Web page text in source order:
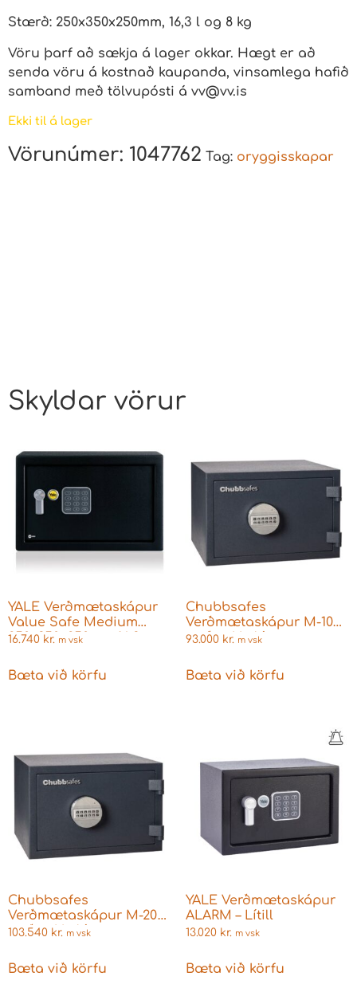
Stærð: 250x350x250mm, 16,3 l og 8 kg
Vöru þarf að sækja á lager okkar. Hægt er að
senda vöru á kostnað kaupanda, vinsamlega hafið
samband með tölvupósti á vv@vv.is
Ekki til á lager
Vörunúmer: 1047762 Tag: oryggisskapar
Skyldar vörur
YALE Verðmætaskápur
Value Safe Medium
250x350x250mm 16,3
16.740 kr. m vsk
Bæta við körfu
Chubbsafes
Verðmætaskápur M-10
með takkalás
H:300xB:360xD:300mm
EN15659 EN1300
93.000 kr. m vsk
Bæta við körfu
Chubbsafes
Verðmætaskápur M-20
með takkalás
103.540 kr. m vsk
Bæta við körfu
YALE Verðmætaskápur
ALARM – Lítill
13.020 kr. m vsk
Bæta við körfu